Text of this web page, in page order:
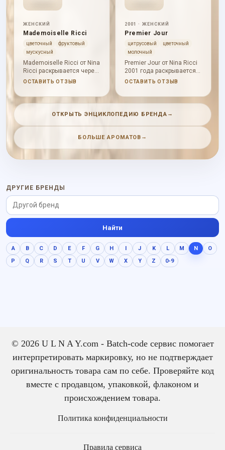
ЖЕНСКИЙ
Mademoiselle Ricci
цветочный
фруктовый
мускусный
Mademoiselle Ricci от Nina
Ricci раскрывается через
роза, цветочная мягкость,
начале слышны дикая
роза, розовый перец,
малина; в сердце
проступают роза, олеандр,
лавр; база держит мускус,
белая древесина, фиалка.
глубокий, тёплый, мягкий,
цветочный; он звучит
ОСТАВИТЬ ОТЗЫВ
2001 · ЖЕНСКИЙ
Premier Jour
цитрусовый
цветочный
молочный
Premier Jour от Nina Ricci
2001 года раскрывается
через пион, мандарин,
слышны пион, мандарин;
в сердце проступают
гардения, орхидея; база
держит мускус, сандал,
древесные ноты. Характер
аромата: живой, чистый;
выразительно и без
резкого нажима.
ОСТАВИТЬ ОТЗЫВ
ОТКРЫТЬ ЭНЦИКЛОПЕДИЮ БРЕНДА →
БОЛЬШЕ АРОМАТОВ →
ДРУГИЕ БРЕНДЫ
Найти
A B C D E F G H I J K L M N
O
P
Q R S T U V W X Y Z 0-9
© 2026 U L N A Y.com - Batch-code сервис помогает
интерпретировать маркировку, но не подтверждает
оригинальность товара сам по себе. Проверяйте код
вместе с продавцом, упаковкой, флаконом и
происхождением товара.
Политика конфиденциальности
Правила сервиса